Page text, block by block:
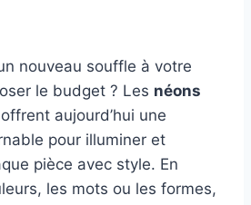
nouveau souffle à votre
le budget ? Les néons
offrent aujourd’hui une
pour illuminer et
pièce avec style. En
les mots ou les formes,